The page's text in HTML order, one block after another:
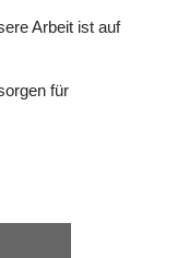
Arbeit ist auf
für